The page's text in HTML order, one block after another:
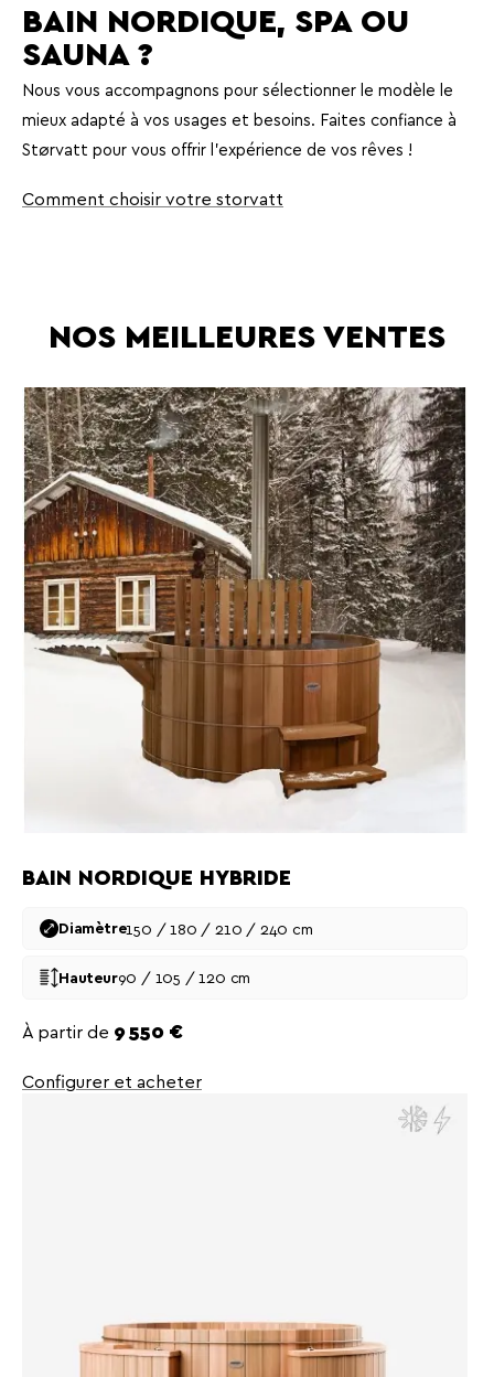
BAIN NORDIQUE, SPA OU
SAUNA ?
Nous vous accompagnons pour sélectionner le modèle le
mieux adapté à vos usages et besoins. Faites confiance à
Størvatt pour vous offrir l’expérience de vos rêves !
Comment choisir votre storvatt
NOS MEILLEURES VENTES
BAIN NORDIQUE HYBRIDE
Diamètre150 / 180 / 210 / 240 cm
Hauteur90 / 105 / 120 cm
Prix
À partir de 9 550 €
Configurer et acheter